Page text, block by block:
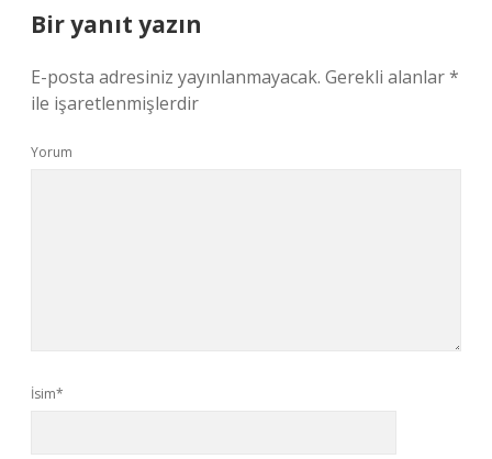
Bir yanıt yazın
E-posta adresiniz yayınlanmayacak. Gerekli alanlar*
ile işaretlenmişlerdir
Yorum
İsim*